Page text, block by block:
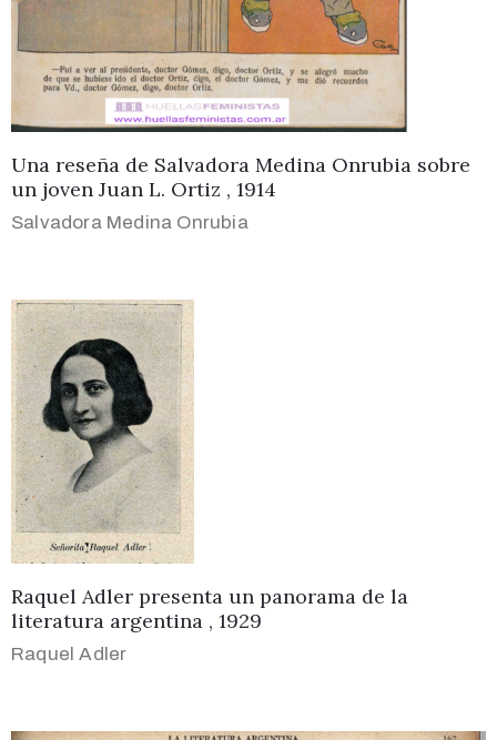
Una reseña de Salvadora Medina Onrubia sobre
un joven Juan L. Ortiz , 1914
Salvadora Medina Onrubia
Raquel Adler presenta un panorama de la
literatura argentina , 1929
Raquel Adler